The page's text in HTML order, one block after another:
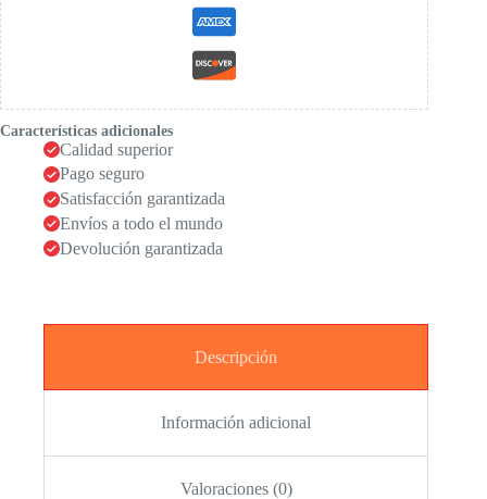
Características adicionales
Calidad superior
Pago seguro
Satisfacción garantizada
Envíos a todo el mundo
Devolución garantizada
Descripción
Información adicional
Valoraciones (0)